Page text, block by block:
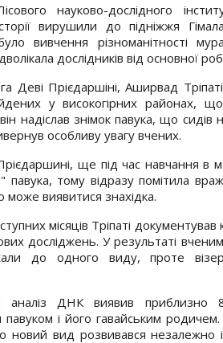
науково-дослідного
вирушили до підніжжя
вивчення різноманітності
дослідників від основної
Деві Прієдаршіні, Аширвад
у високогірних районах,
надіслав знімок павука, що сидів
особливу увагу вчених.
ще під час навчання в
павука, тому відразу помітила
виявитися знахідка.
місяців Тріпаті
досліджень. У результаті
до одного виду, проте
аналіз ДНК виявив приблизно
павуком і його гавайським
новий вид розвивався незалежно